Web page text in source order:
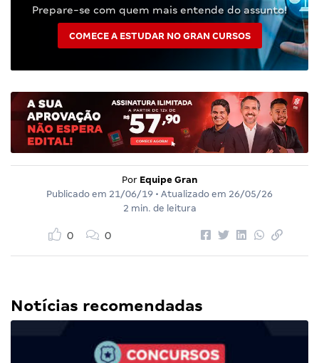
Prepare-se com quem mais entende do assunto!
COMECE A ESTUDAR NO GRAN CURSOS
Por Equipe Gran
Publicado em 21/06/19 • Atualizado em 26/05/26
2 min. de leitura
0 0
Notícias recomendadas